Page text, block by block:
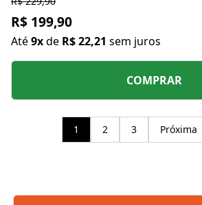
R$ 199,90
Até9xde R$ 22,21 sem juros
COMPRAR
1 2 3 Próxima